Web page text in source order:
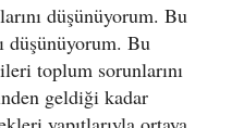
düşünüyorum. Bu
düşünüyorum. Bu
toplum sorunlarını
geldiği kadar